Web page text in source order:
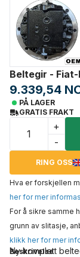
Beltegir - Fiat-
9.339,54
PÅ LAGER
GRATIS FRAKT
+
-
RING OSS
Hva er forskjellen
her for mer
For å sikre samme
grunn av slitasje,
klikk her for mer
Beskrivelse
Ny komplett